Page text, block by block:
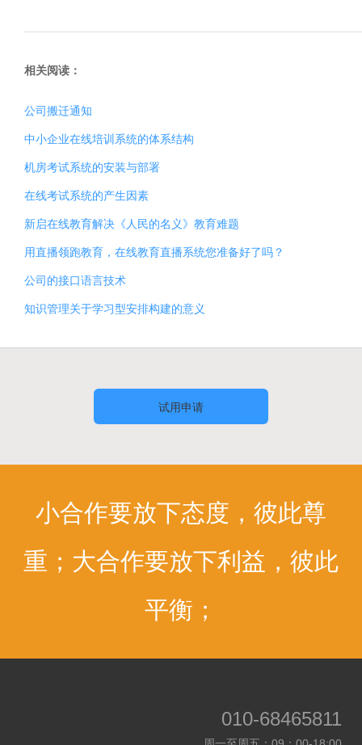
相关阅读：
公司搬迁通知
中小企业在线培训系统的体系结构
机房考试系统的安装与部署
在线考试系统的产生因素
新启在线教育解决《人民的名义》教育难题
用直播领跑教育，在线教育直播系统您准备好了吗？
公司的接口语言技术
知识管理关于学习型安排构建的意义
试用申请
小合作要放下态度，彼此尊
重；大合作要放下利益，彼此
平衡；
010-68465811